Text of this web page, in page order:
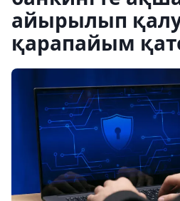
айырылып
қарапайым